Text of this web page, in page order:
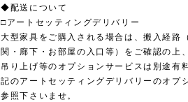
◆配送について
□アートセッティングデリバリー
大型家具をご購入される場合は、搬入経路
関・廊下・お部屋の入口等）をご確認の上
吊り上げ等のオプションサービスは別途有
記のアートセッティングデリバリーのオプ
参照下さいませ。